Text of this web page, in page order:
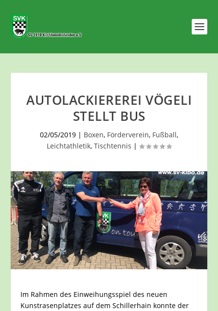
AUTOLACKIEREREI VÖGELI
STELLT BUS
02/05/2019 | Boxen, Förderverein, Fußball,
Leichtathletik, Tischtennis |
Im Rahmen des Einweihungsspiel des neuen
Kunstrasenplatzes auf dem Schillerhain konnte der